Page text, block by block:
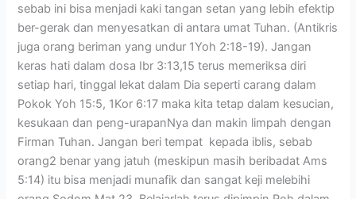
sebab ini bisa menjadi kaki tangan setan yang lebih efektip
ber-gerak dan menyesatkan di antara umat Tuhan. (Antikris
juga orang beriman yang undur 1Yoh 2:18-19). Jangan
keras hati dalam dosa Ibr 3:13,15 terus memeriksa diri
setiap hari, tinggal lekat dalam Dia seperti carang dalam
Pokok Yoh 15:5, 1Kor 6:17 maka kita tetap dalam kesucian,
kesukaan dan peng-urapanNya dan makin limpah dengan
Firman Tuhan. Jangan beri tempat kepada iblis, sebab
orang2 benar yang jatuh (meskipun masih beribadat Ams
5:14) itu bisa menjadi munafik dan sangat keji melebihi